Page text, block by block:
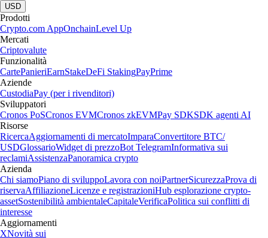
USD
Prodotti
Crypto.com AppOnchainLevel Up
Mercati
Criptovalute
Funzionalità
CartePanieriEarnStakeDeFi StakingPayPrime
Aziende
CustodiaPay (per i rivenditori)
Sviluppatori
Cronos PoSCronos EVMCronos zkEVMPay SDKSDK agenti AI
Risorse
RicercaAggiornamenti di mercatoImparaConvertitore BTC/
USDGlossarioWidget di prezzoBot TelegramInformativa sui
reclamiAssistenzaPanoramica crypto
Azienda
Chi siamoPiano di sviluppoLavora con noiPartnerSicurezzaProva di
riservaAffiliazioneLicenze e registrazioniHub esplorazione crypto-
assetSostenibilità ambientaleCapitaleVerificaPolitica sui conflitti di
interesse
Aggiornamenti
XNovità sui